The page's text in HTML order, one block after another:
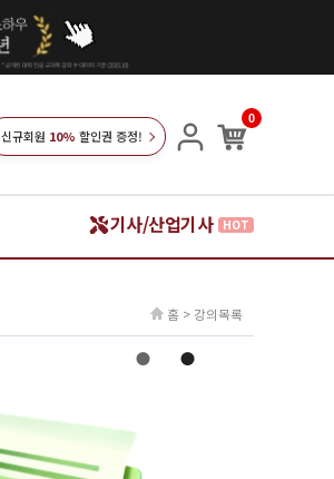
신규회원 10% 할인권 증정!
0
기사/산업기사 HOT
홈 > 강의목록